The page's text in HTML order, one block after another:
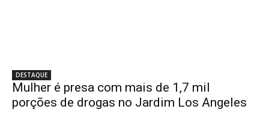
DESTAQUE
Mulher é presa com mais de 1,7 mil
porções de drogas no Jardim Los Angeles